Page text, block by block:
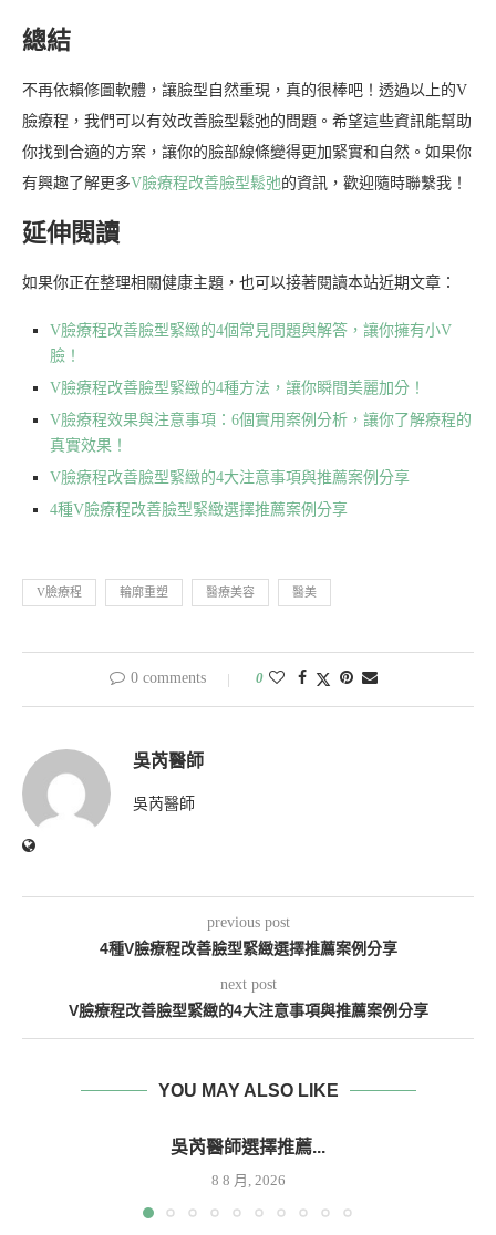
總結
不再依賴修圖軟體，讓臉型自然重現，真的很棒吧！透過以上的V
臉療程，我們可以有效改善臉型鬆弛的問題。希望這些資訊能幫助
你找到合適的方案，讓你的臉部線條變得更加緊實和自然。如果你
有興趣了解更多V臉療程改善臉型鬆弛的資訊，歡迎隨時聯繫我！
延伸閱讀
如果你正在整理相關健康主題，也可以接著閱讀本站近期文章：
V臉療程改善臉型緊緻的4個常見問題與解答，讓你擁有小V
臉！
V臉療程改善臉型緊緻的4種方法，讓你瞬間美麗加分！
V臉療程效果與注意事項：6個實用案例分析，讓你了解療程的
真實效果！
V臉療程改善臉型緊緻的4大注意事項與推薦案例分享
4種V臉療程改善臉型緊緻選擇推薦案例分享
V臉療程 輪廓重塑 醫療美容 醫美
0 comments 0
吳芮醫師
吳芮醫師
previous post
4種V臉療程改善臉型緊緻選擇推薦案例分享
next post
V臉療程改善臉型緊緻的4大注意事項與推薦案例分享
YOU MAY ALSO LIKE
吳芮醫師選擇推薦...
8 8 月, 2026